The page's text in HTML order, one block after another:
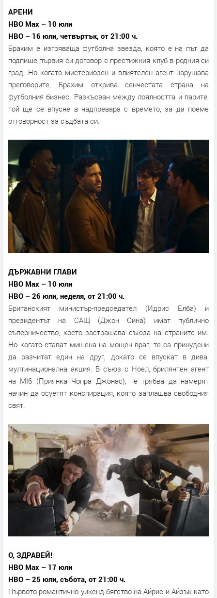
АРЕНИ
HBO Max – 10 юли
HBO – 16 юли, четвъртък, от 21:00 ч.
Брахим е изгряваща футболна звезда, която е на път да
подпише първия си договор с престижния клуб в родния си
град. Но когато мистериозен и влиятелен агент нарушава
преговорите, Брахим открива сенчестата страна на
футболния бизнес. Разкъсван между лоялността и парите,
той ще се впусне в надпревара с времето, за да поеме
отговорност за съдбата си.
ДЪРЖАВНИ ГЛАВИ
HBO Max – 10 юли
HBO – 26 юли, неделя, от 21:00 ч.
Британският министър-председател (Идрис Елба) и
президентът на САЩ (Джон Сина) имат публично
съперничество, което застрашава съюза на страните им.
Но когато стават мишена на мощен враг, те са принудени
да разчитат един на друг, докато се впускат в дива,
мултинационална акция. В съюз с Ноел, брилянтен агент
на MI6 (Приянка Чопра Джонас), те трябва да намерят
начин да осуетят конспирация, която заплашва свободния
свят.
О, ЗДРАВЕЙ!
HBO Max – 17 юли
HBO – 25 юли, събота, от 21:00 ч.
Първото романтично уикенд бягство на Айрис и Айзък като